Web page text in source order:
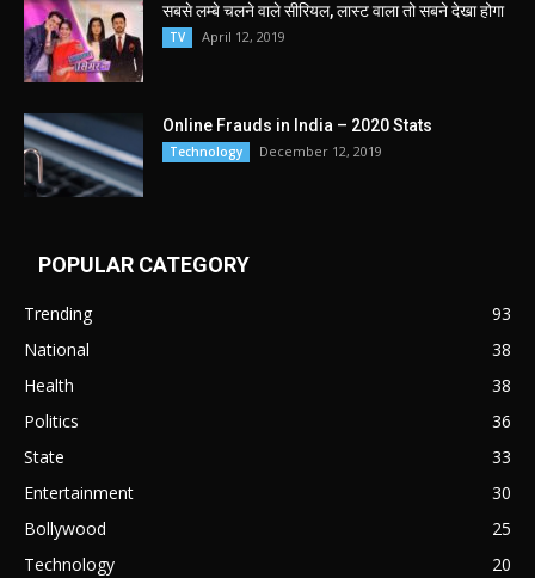
सबसे लम्बे चलने वाले सीरियल, लास्ट वाला तो सबने देखा होगा
TV April 12, 2019
Online Frauds in India – 2020 Stats
Technology December 12, 2019
POPULAR CATEGORY
Trending
93
National
38
Health
38
Politics
36
State
33
Entertainment
30
Bollywood
25
Technology
20